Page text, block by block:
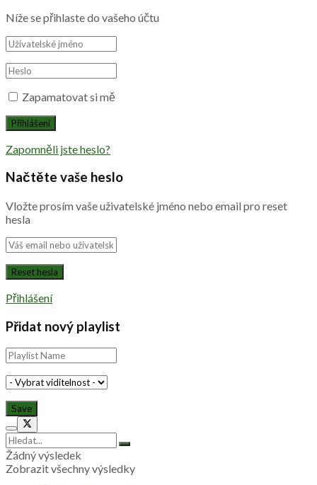
Níže se přihlaste do vašeho účtu
Zapamatovat si mě
Zapomněli jste heslo?
Načtěte vaše heslo
Vložte prosím vaše uživatelské jméno nebo email pro reset
hesla
Přihlášení
Přidat nový playlist
Žádný výsledek
Zobrazit všechny výsledky